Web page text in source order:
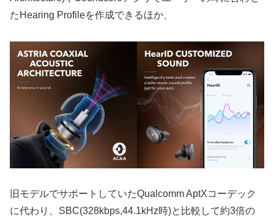
たHearing Profileを作成できるほか、
旧モデルでサポートしていたQualcomm AptXコーデック
に代わり、SBC(328kbps,44.1kHz時)と比較して約3倍の